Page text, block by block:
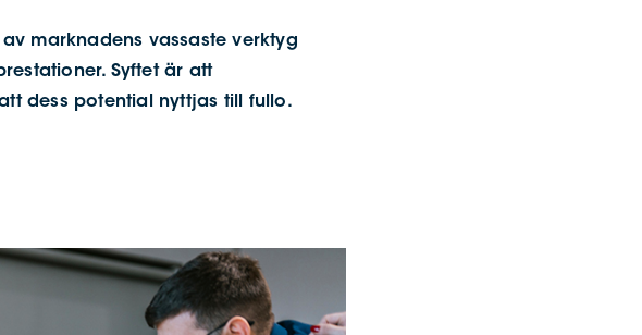
marknadens vassaste verktyg
Syftet är att
dess potential nyttjas till fullo.